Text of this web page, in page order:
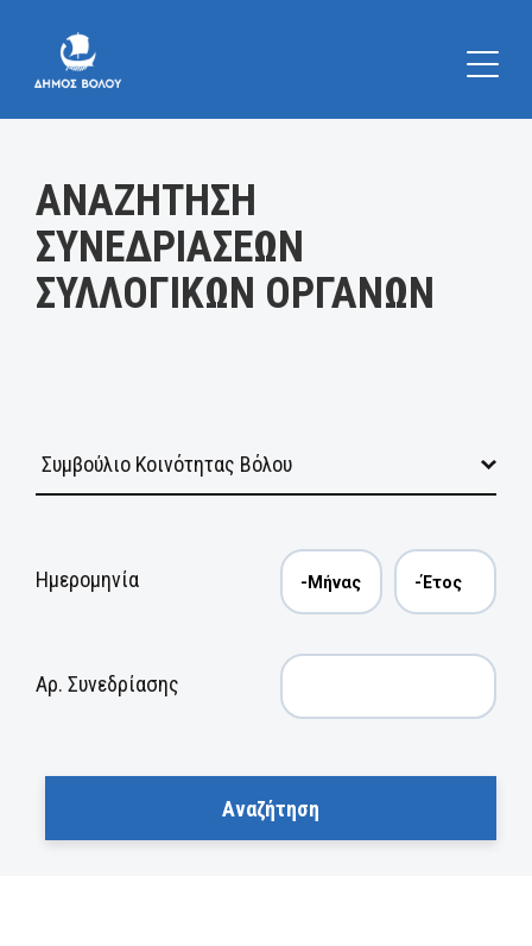
ΑΝΑΖΗΤΗΣΗ
ΣΥΝΕΔΡΙΑΣΕΩΝ
ΣΥΛΛΟΓΙΚΩΝ ΟΡΓΑΝΩΝ
Ημερομηνία
Αρ. Συνεδρίασης